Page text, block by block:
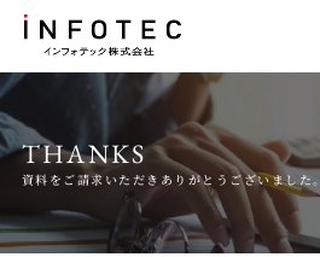
THANKS
資料をご請求いただきありがとうございました。